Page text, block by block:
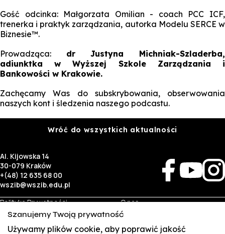
Gość odcinka: Małgorzata Omilian - coach PCC ICF,
trenerka i praktyk zarządzania, autorka Modelu SERCE w
Biznesie™.
Prowadząca: dr Justyna Michniak-Szladerba,
adiunktka w Wyższej Szkole Zarządzania i
Bankowości w Krakowie.
Zachęcamy Was do subskrybowania, obserwowania
naszych kont i śledzenia naszego podcastu.
Wróć do wszystkich aktualności
Al. Kijowska 14
30-079 Kraków
+(48) 12 635 68 00
wszib@wszib.edu.pl
Polityka Prywatności
RODO
Identyfikacja wizualna
O nas
Rekrutacja
Studia
Kontakt
Szanujemy Twoją prywatność
Używamy plików cookie, aby poprawić jakość